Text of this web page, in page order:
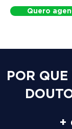
Quero
POR
+